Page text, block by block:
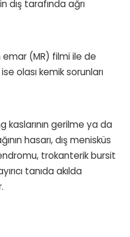
dış tarafında ağrı
(MR) filmi ile de
olası kemik sorunları
kaslarının gerilme ya da
hasarı, dış menisküs
trokanterik bursit
tanıda akılda